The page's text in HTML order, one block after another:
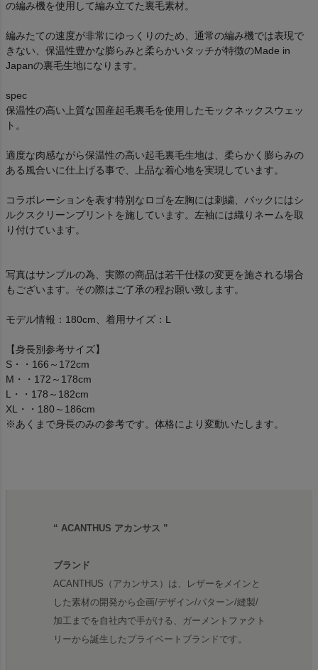
の編み機を使用して編み立てた裏毛素材。
編みたての速度が非常にゆっくりのため、通常の編み機では表現で
きない、保温性豊かな膨らみと柔らかいタッチが特徴のMade in
Japanの裏毛生地になります。
spec
保温性の高い上質な国産起毛裏毛を使用したモックネックスウェッ
ト。
適度な肉感ながら保温性の高い起毛裏毛生地は、柔らかく膨らみの
ある風合いに仕上げる事で、上品な着心地を実現しています。
コラボレーションを表す特別なロゴを左胸には刺繍、バックにはシ
ルクスクリーンプリントを施しています。左袖には織りネームを取
り付けています。
写真はサンプルの為、実際の商品は若干仕様の変更を施される場合
もございます。その際はご了承の程お願い致します。
モデル情報：180cm、着用サイズ：L
【身長別参考サイズ】
S・・166～172cm
M・・172～178cm
L・・178～182cm
XL・・180～186cm
※あくまで身長のみの参考です。体格により変動いたします。
“ ACANTHUS アカンサス ”
ブランド
ACANTHUS（アカンサス）は、レザーをメインと
した素材の開発から企画/デザイン/パターン/縫製/
加工までを自社内で手がける、ガーメントファクト
リーから誕生したプライベートブランドです。